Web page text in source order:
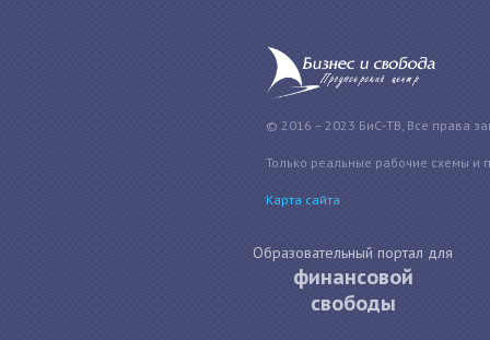
© 2016 – 2023 БиС-ТВ, Все права
Только реальные рабочие схемы и
Карта сайта
Образовательный портал для
финансовой
свободы